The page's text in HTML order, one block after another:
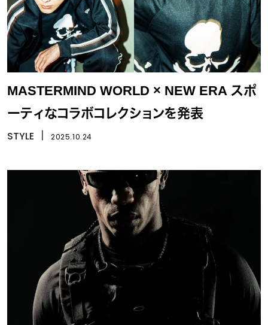
MASTERMIND WORLD × NEW ERA スポ
ーティなコラボコレクションを発表
STYLE 2025.10.24